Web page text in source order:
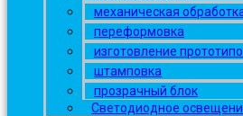
механическая
переформовка
изготовление
штамповка
прозрачный блок
Светодиодное